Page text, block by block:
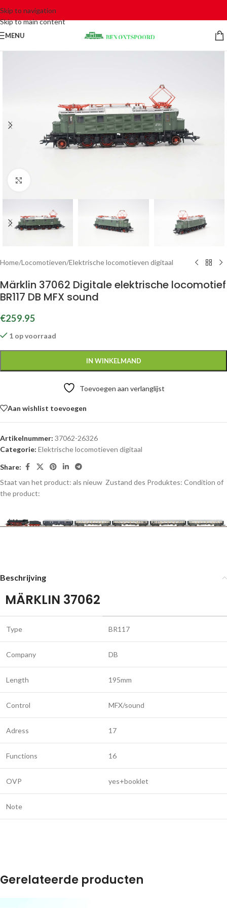
Skip to navigation
Skip to main content
MENU
Home/Locomotieven/Elektrische locomotieven digitaal
Märklin 37062 Digitale elektrische locomotief
BR117 DB MFX sound
€259.95
1 op voorraad
IN WINKELMAND
Toevoegen aan verlanglijst
Aan wishlist toevoegen
Artikelnummer: 37062-26326
Categorie: Elektrische locomotieven digitaal
Share:
Staat van het product: als nieuw Zustand des Produktes: Condition of
the product:
Beschrijving
MÄRKLIN 37062
Type BR117
Company DB
Length 195mm
Control MFX/sound
Adress 17
Functions 16
OVP yes+booklet
Note
Gerelateerde producten